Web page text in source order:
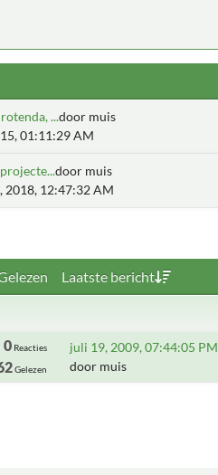
...door muis
01:11:29 AM
door muis
12:47:32 AM
Laatste bericht
0Reacties
Gelezen
juli 19, 2009, 07:44:05 PM
door muis